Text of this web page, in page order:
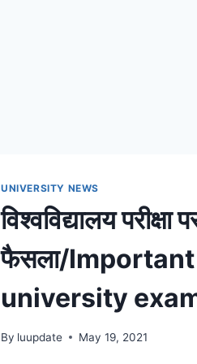
UNIVERSITY NEWS
विश्वविद्यालय
फैसला/
university
By luupdate May 19, 2021